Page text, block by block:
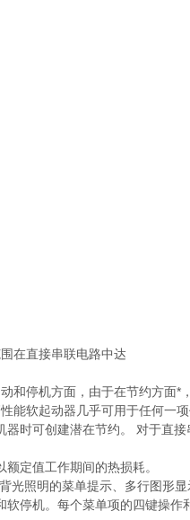
在直接串联电路中达
和停机方面，由于在节约方面*
能软起动器几乎可用于任何一项
器时可创建潜在节约。 对于直接
定值工作期间的热损耗。
光照明的菜单提示、多行图形显
停机。每个菜单项的四键操作